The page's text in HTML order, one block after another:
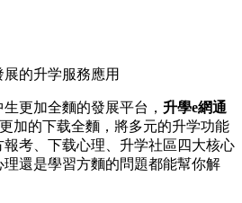
的升学服務應用
更加全麵的發展平台， 升學e網通
加的下载全麵，將多元的升学功能
考、下载心理、升学社區四大核心
還是學習方麵的問題都能幫你解